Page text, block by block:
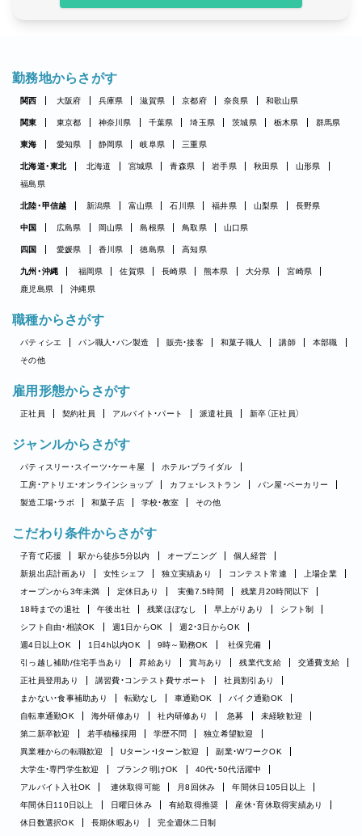
勤務地からさがす
関西 大阪府 兵庫県 滋賀県 京都府 奈良県 和歌山県
関東 東京都 神奈川県 千葉県 埼玉県 茨城県 栃木県 群馬県
東海 愛知県 静岡県 岐阜県 三重県
北海道・東北 北海道 宮城県 青森県 岩手県 秋田県
山形県
福島県
北陸・甲信越 新潟県 富山県 石川県 福井県 山梨県 長野県
中国 広島県 岡山県 島根県 鳥取県 山口県
四国 愛媛県 香川県 徳島県 高知県
九州・沖縄 福岡県 佐賀県 長崎県 熊本県 大分県
宮崎県
鹿児島県
沖縄県
職種からさがす
パティシエ パン職人・パン製造 販売・接客 和菓子職人 講師
本部職
その他
雇用形態からさがす
正社員 契約社員 アルバイト・パート 派遣社員 新卒（正社員）
ジャンルからさがす
パティスリー・スイーツ・ケーキ屋
ホテル・ブライダル
工房・アトリエ・オンラインショップ
カフェ・レストラン
パン屋・ベーカリー
製造工場・ラボ
和菓子店 学校・教室 その他
こだわり条件からさがす
子育て応援 駅から徒歩5分以内 オープニング
個人経営
新規出店計画あり
女性シェフ 独立実績あり コンテスト常連
上場企業
オープンから3年未満
定休日あり 実働7.5時間
残業月20時間以下
18時までの退社
午後出社 残業ほぼなし 早上がりあり
シフト制
シフト自由・相談OK
週1日からOK
週2・3日からOK
週4日以上OK
1日4h以内OK 9時～勤務OK
社保完備
引っ越し補助/住宅手当あり
昇給あり 賞与あり 残業代支給
交通費支給
正社員登用あり
講習費・コンテスト費サポート
社員割引あり
まかない・食事補助あり
転勤なし 車通勤OK
バイク通勤OK
自転車通勤OK
海外研修あり 社内研修あり 急募
未経験歓迎
第二新卒歓迎
若手積極採用 学歴不問
独立希望歓迎
異業種からの転職歓迎
Uターン・Iターン歓迎
副業・WワークOK
大学生・専門学生歓迎
ブランク明けOK
40代・50代活躍中
アルバイト入社OK
連休取得可能 月8回休み
年間休日105日以上
年間休日110日以上
日曜日休み 有給取得推奨
産休・育休取得実績あり
休日数選択OK
長期休暇あり 完全週休二日制